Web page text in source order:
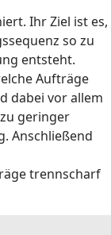
Ihr Ziel ist es,
so zu
entsteht.
Aufträge
dabei vor allem
geringer
Anschließend
trennscharf